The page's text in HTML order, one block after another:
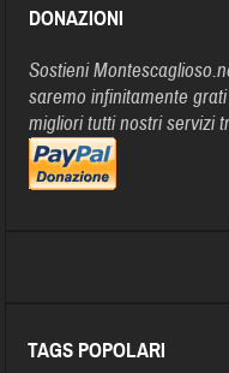
DONAZIONI
Sostieni
saremo infinitamente
migliori tutti nostri servizi
TAGS POPOLARI